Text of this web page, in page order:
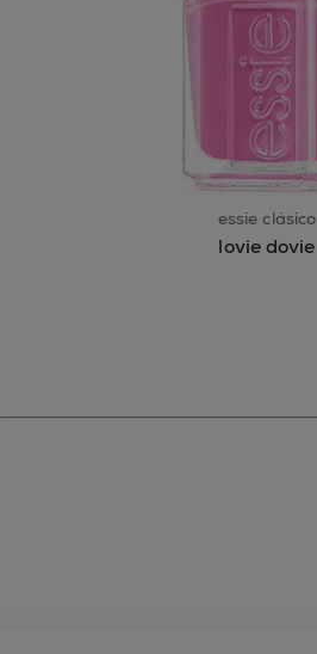
essie clásico
lovie dovie